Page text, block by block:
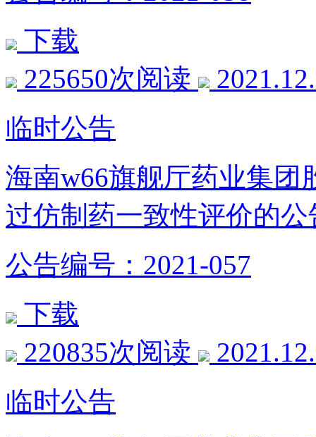
下载
225650次阅读
临时公告
海南w66旗舰厅药业集团
过仿制药一致性评价的公
公告编号：2021-057
下载
220835次阅读
临时公告